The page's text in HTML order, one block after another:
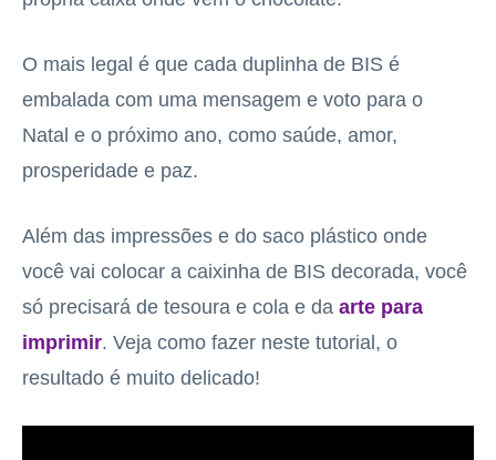
O mais legal é que cada duplinha de BIS é
embalada com uma mensagem e voto para o
Natal e o próximo ano, como saúde, amor,
prosperidade e paz.
Além das impressões e do saco plástico onde
você vai colocar a caixinha de BIS decorada, você
só precisará de tesoura e cola e da arte para
imprimir. Veja como fazer neste tutorial, o
resultado é muito delicado!